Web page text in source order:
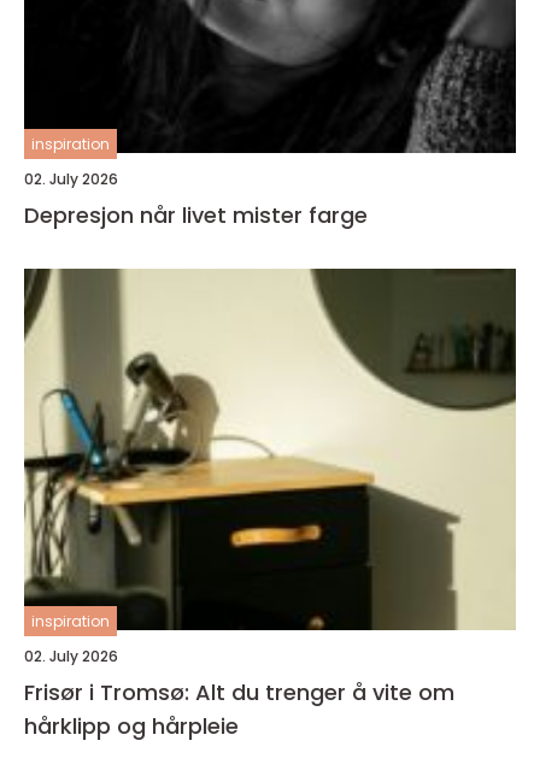
inspiration
02. July 2026
Depresjon når livet mister farge
inspiration
02. July 2026
Frisør i Tromsø: Alt du trenger å vite om
hårklipp og hårpleie